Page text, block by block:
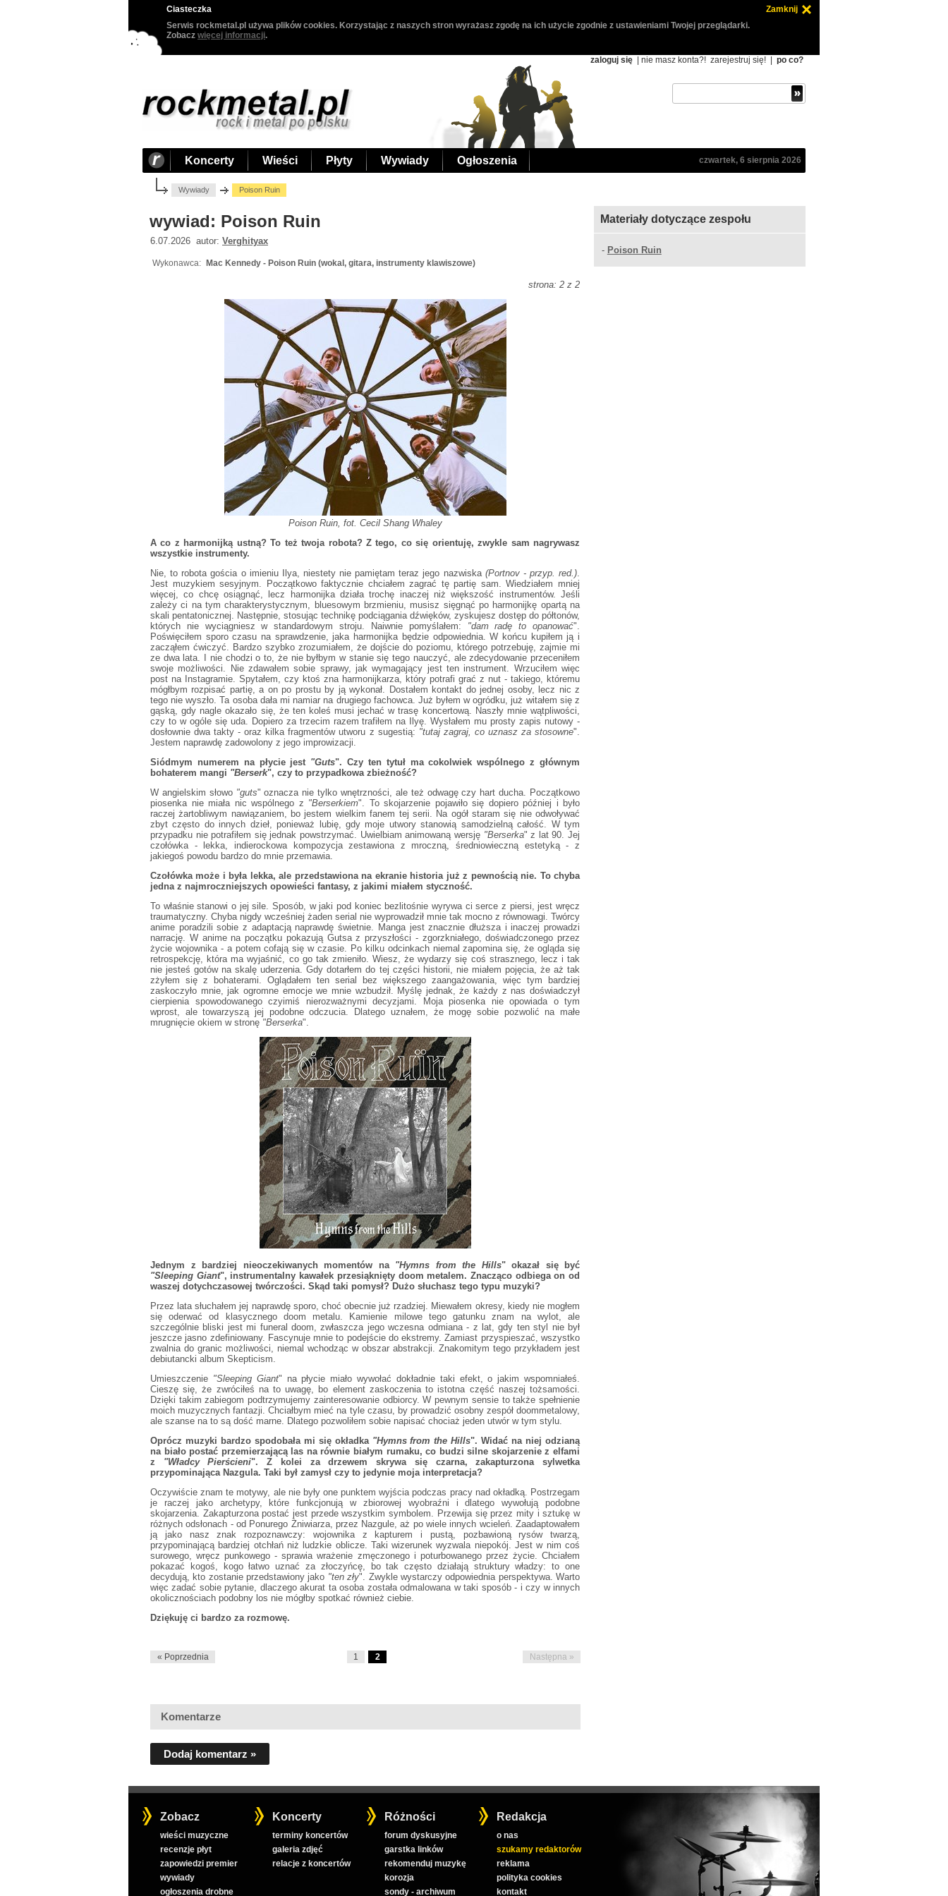
Ciasteczka
Zamknij
Serwis rockmetal.pl używa plików cookies. Korzystając z naszych stron wyrażasz zgodę na ich użycie zgodnie z ustawieniami Twojej przeglądarki.
Zobacz więcej informacji.
zaloguj się | nie masz konta?! zarejestruj się! po co?
Koncerty Wieści Płyty Wywiady Ogłoszenia czwartek, 6 sierpnia 2026
Wywiady Poison Ruin
wywiad: Poison Ruin
6.07.2026 autor: Verghityax
Wykonawca: Mac Kennedy - Poison Ruin (wokal, gitara, instrumenty klawiszowe)
strona: 2 z 2
Poison Ruin, fot. Cecil Shang Whaley
A co z harmonijką ustną? To też twoja robota? Z tego, co się orientuję, zwykle sam nagrywasz
wszystkie instrumenty.
Nie, to robota gościa o imieniu Ilya, niestety nie pamiętam teraz jego nazwiska (Portnov - przyp. red.)
Jest muzykiem sesyjnym. Początkowo faktycznie chciałem zagrać tę partię sam. Wiedziałem mniej
więcej, co chcę osiągnąć, lecz harmonijka działa trochę inaczej niż większość instrumentów. Jeśli
zależy ci na tym charakterystycznym, bluesowym brzmieniu, musisz sięgnąć po harmonijkę opartą na
skali pentatonicznej. Następnie, stosując technikę podciągania dźwięków, zyskujesz dostęp do półtonów,
których nie wyciągniesz w standardowym stroju. Naiwnie pomyślałem: "dam radę to opanować".
Poświęciłem sporo czasu na sprawdzenie, jaka harmonijka będzie odpowiednia. W końcu kupiłem ją i
zacząłem ćwiczyć. Bardzo szybko zrozumiałem, że dojście do poziomu, którego potrzebuję, zajmie mi
ze dwa lata. I nie chodzi o to, że nie byłbym w stanie się tego nauczyć, ale zdecydowanie przeceniłem
swoje możliwości. Nie zdawałem sobie sprawy, jak wymagający jest ten instrument. Wrzuciłem więc
post na Instagramie. Spytałem, czy ktoś zna harmonijkarza, który potrafi grać z nut - takiego, któremu
mógłbym rozpisać partię, a on po prostu by ją wykonał. Dostałem kontakt do jednej osoby, lecz nic z
tego nie wyszło. Ta osoba dała mi namiar na drugiego fachowca. Już byłem w ogródku, już witałem się z
gąską, gdy nagle okazało się, że ten koleś musi jechać w trasę koncertową. Naszły mnie wątpliwości,
czy to w ogóle się uda. Dopiero za trzecim razem trafiłem na Ilyę. Wysłałem mu prosty zapis nutowy -
dosłownie dwa takty - oraz kilka fragmentów utworu z sugestią: "tutaj zagraj, co uznasz za stosowne".
Jestem naprawdę zadowolony z jego improwizacji.
Siódmym numerem na płycie jest "Guts". Czy ten tytuł ma cokolwiek wspólnego z głównym
bohaterem mangi "Berserk", czy to przypadkowa zbieżność?
W angielskim słowo "guts" oznacza nie tylko wnętrzności, ale też odwagę czy hart ducha. Początkowo
piosenka nie miała nic wspólnego z "Berserkiem". To skojarzenie pojawiło się dopiero później i było
raczej żartobliwym nawiązaniem, bo jestem wielkim fanem tej serii. Na ogół staram się nie odwoływać
zbyt często do innych dzieł, ponieważ lubię, gdy moje utwory stanowią samodzielną całość. W tym
przypadku nie potrafiłem się jednak powstrzymać. Uwielbiam animowaną wersję "Berserka" z lat 90. Jej
czołówka - lekka, indierockowa kompozycja zestawiona z mroczną, średniowieczną estetyką - z
jakiegoś powodu bardzo do mnie przemawia.
Czołówka może i była lekka, ale przedstawiona na ekranie historia już z pewnością nie. To chyba
jedna z najmroczniejszych opowieści fantasy, z jakimi miałem styczność.
To właśnie stanowi o jej sile. Sposób, w jaki pod koniec bezlitośnie wyrywa ci serce z piersi, jest wręcz
traumatyczny. Chyba nigdy wcześniej żaden serial nie wyprowadził mnie tak mocno z równowagi. Twórcy
anime poradzili sobie z adaptacją naprawdę świetnie. Manga jest znacznie dłuższa i inaczej prowadzi
narrację. W anime na początku pokazują Gutsa z przyszłości - zgorzkniałego, doświadczonego przez
życie wojownika - a potem cofają się w czasie. Po kilku odcinkach niemal zapomina się, że ogląda się
retrospekcję, która ma wyjaśnić, co go tak zmieniło. Wiesz, że wydarzy się coś strasznego, lecz i tak
nie jesteś gotów na skalę uderzenia. Gdy dotarłem do tej części historii, nie miałem pojęcia, że aż tak
zżyłem się z bohaterami. Oglądałem ten serial bez większego zaangażowania, więc tym bardziej
zaskoczyło mnie, jak ogromne emocje we mnie wzbudził. Myślę jednak, że każdy z nas doświadczył
cierpienia spowodowanego czyimiś nierozważnymi decyzjami. Moja piosenka nie opowiada o tym
wprost, ale towarzyszą jej podobne odczucia. Dlatego uznałem, że mogę sobie pozwolić na małe
mrugnięcie okiem w stronę "Berserka".
Jednym z bardziej nieoczekiwanych momentów na "Hymns from the Hills" okazał się być
"Sleeping Giant", instrumentalny kawałek przesiąknięty doom metalem. Znacząco odbiega on od
waszej dotychczasowej twórczości. Skąd taki pomysł? Dużo słuchasz tego typu muzyki?
Przez lata słuchałem jej naprawdę sporo, choć obecnie już rzadziej. Miewałem okresy, kiedy nie mogłem
się oderwać od klasycznego doom metalu. Kamienie milowe tego gatunku znam na wylot, ale
szczególnie bliski jest mi funeral doom, zwłaszcza jego wczesna odmiana - z lat, gdy ten styl nie był
jeszcze jasno zdefiniowany. Fascynuje mnie to podejście do ekstremy. Zamiast przyspieszać, wszystko
zwalnia do granic możliwości, niemal wchodząc w obszar abstrakcji. Znakomitym tego przykładem jest
debiutancki album Skepticism.
Umieszczenie "Sleeping Giant" na płycie miało wywołać dokładnie taki efekt, o jakim wspomniałeś.
Cieszę się, że zwróciłeś na to uwagę, bo element zaskoczenia to istotna część naszej tożsamości.
Dzięki takim zabiegom podtrzymujemy zainteresowanie odbiorcy. W pewnym sensie to także spełnienie
moich muzycznych fantazji. Chciałbym mieć na tyle czasu, by prowadzić osobny zespół doommetalowy,
ale szanse na to są dość marne. Dlatego pozwoliłem sobie napisać chociaż jeden utwór w tym stylu.
Oprócz muzyki bardzo spodobała mi się okładka "Hymns from the Hills". Widać na niej odzianą
na biało postać przemierzającą las na równie białym rumaku, co budzi silne skojarzenie z elfami
z "Władcy Pierścieni". Z kolei za drzewem skrywa się czarna, zakapturzona sylwetka
przypominająca Nazgula. Taki był zamysł czy to jedynie moja interpretacja?
Oczywiście znam te motywy, ale nie były one punktem wyjścia podczas pracy nad okładką. Postrzegam
je raczej jako archetypy, które funkcjonują w zbiorowej wyobraźni i dlatego wywołują podobne
skojarzenia. Zakapturzona postać jest przede wszystkim symbolem. Przewija się przez mity i sztukę w
różnych odsłonach - od Ponurego Żniwiarza, przez Nazgule, aż po wiele innych wcieleń. Zaadaptowałem
ją jako nasz znak rozpoznawczy: wojownika z kapturem i pustą, pozbawioną rysów twarzą,
przypominającą bardziej otchłań niż ludzkie oblicze. Taki wizerunek wyzwala niepokój. Jest w nim coś
surowego, wręcz punkowego - sprawia wrażenie zmęczonego i poturbowanego przez życie. Chciałem
pokazać kogoś, kogo łatwo uznać za złoczyńcę, bo tak często działają struktury władzy: to one
decydują, kto zostanie przedstawiony jako "ten zły". Zwykle wystarczy odpowiednia perspektywa. Warto
więc zadać sobie pytanie, dlaczego akurat ta osoba została odmalowana w taki sposób - i czy w innych
okolicznościach podobny los nie mógłby spotkać również ciebie.
Dziękuję ci bardzo za rozmowę.
« Poprzednia 1 2 Następna »
Komentarze
Dodaj komentarz »
Materiały dotyczące zespołu
- Poison Ruin
Zobacz
wieści muzyczne
recenzje płyt
zapowiedzi premier
wywiady
ogłoszenia drobne
Koncerty
terminy koncertów
galeria zdjęć
relacje z koncertów
Różności
forum dyskusyjne
garstka linków
rekomenduj muzykę
korozja
sondy - archiwum
Redakcja
o nas
szukamy redaktorów
reklama
polityka cookies
kontakt